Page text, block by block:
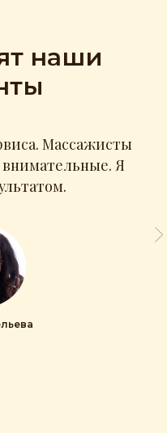
наши
Массажисты
Я